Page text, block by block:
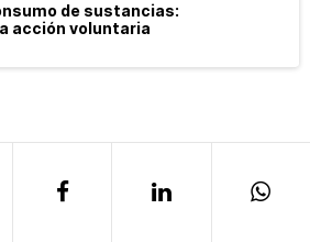
de sustancias:
acción voluntaria